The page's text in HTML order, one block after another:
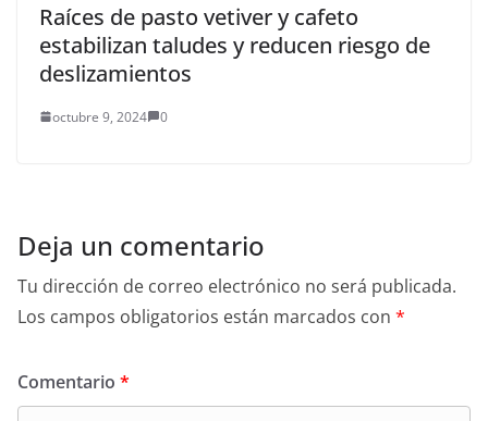
Raíces de pasto vetiver y cafeto
estabilizan taludes y reducen riesgo de
deslizamientos
octubre 9, 2024 0
Deja un comentario
Tu dirección de correo electrónico no será publicada.
Los campos obligatorios están marcados con *
Comentario *